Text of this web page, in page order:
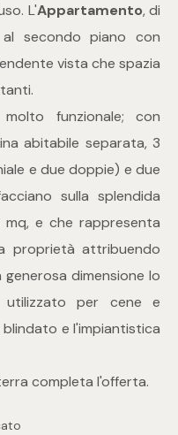
L'Appartamento, di
secondo piano con
vista che spazia
funzionale; con
abitabile separata, 3
e due doppie) e due
sulla splendida
e che rappresenta
proprietà attribuendo
generosa dimensione lo
utilizzato per cene e
e l'impiantistica
completa l'offerta.